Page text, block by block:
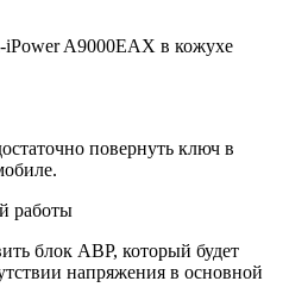
iPower A9000EAX в кожухе
повернуть ключ в
работы
блок АВР, который будет
напряжения в основной